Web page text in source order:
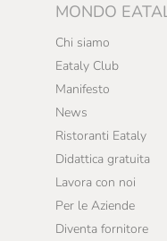
MONDO
Chi siamo
Eataly Club
Manifesto
News
Ristoranti Eataly
Didattica gratuita
Lavora con noi
Per le Aziende
Diventa fornitore